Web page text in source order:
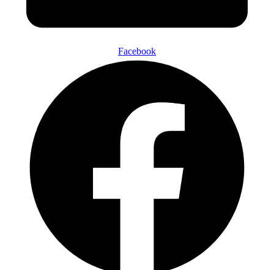
Facebook